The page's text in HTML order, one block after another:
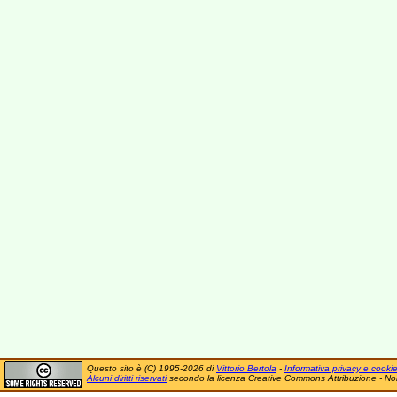
Questo sito è (C) 1995-2026 di Vittorio Bertola - Informativa privacy e cookie
Alcuni diritti riservatisecondo la licenza Creative Commons Attribuzione -